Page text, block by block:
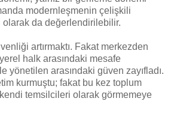
modernleşmenin çelişkili
olarak da değerlendirilebilir.
artırmaktı. Fakat merkezden
halk arasındaki mesafe
yönetilen arasındaki güven zayıfladı.
kurmuştu; fakat bu kez toplum
temsilcileri olarak görmemeye